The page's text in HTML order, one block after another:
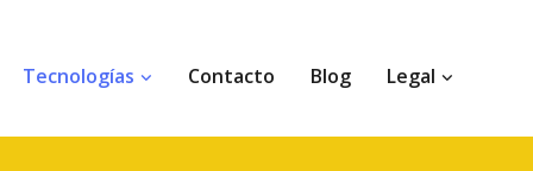
Tecnologías Contacto Blog Legal